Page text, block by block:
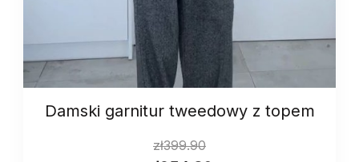
Damski garnitur tweedowy z topem
zł399.90